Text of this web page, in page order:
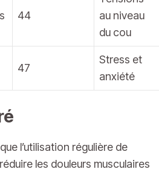
44
au niveau
du cou
47
Stress et
anxiété
l’utilisation régulière de
les douleurs musculaires